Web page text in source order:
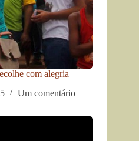
com alegria
Um comentário